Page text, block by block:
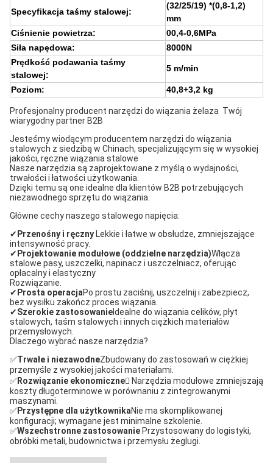
Specyfikacja taśmy stalowej:
(32/25/19) *(0,8-1,2)
mm
Ciśnienie powietrza:
00,4-0,6MPa
Siła napędowa:
8000N
Prędkość podawania taśmy
stalowej:
5 m/min
Poziom: 40,8+3,2 kg
Profesjonalny producent narzędzi do wiązania żelaza ️ Twój
wiarygodny partner B2B
Jesteśmy wiodącym producentem narzędzi do wiązania
stalowych z siedzibą w Chinach, specjalizującym się w wysokiej
jakości, ręczne wiązania stalowe
Nasze narzędzia są zaprojektowane z myślą o wydajności,
trwałości i łatwości użytkowania.
Dzięki temu są one idealne dla klientów B2B potrzebujących
niezawodnego sprzętu do wiązania.
Główne cechy naszego stalowego napięcia:
✔ Przenośny i ręczny ️ Lekkie i łatwe w obsłudze, zmniejszające
intensywność pracy.
✔ Projektowanie modułowe (oddzielne narzędzia)Włącza
stalowe pasy, uszczelki, napinacz i uszczelniacz, oferując
opłacalny i elastyczny
Rozwiązanie.
✔ Prosta operacjaPo prostu zaciśnij, uszczelnij i zabezpiecz,
bez wysiłku zakończ proces wiązania.
✔Szerokie zastosowanieIdealne do wiązania celików, płyt
stalowych, taśm stalowych i innych ciężkich materiałów
przemysłowych.
Dlaczego wybrać nasze narzędzia?
✅Trwałe i niezawodneZbudowany do zastosowań w ciężkiej
przemyśle z wysokiej jakości materiałami.
✅Rozwiązanie ekonomiczne Narzędzia modułowe zmniejszają
koszty długoterminowe w porównaniu z zintegrowanymi
maszynami.
✅Przystępne dla użytkownikaNie ma skomplikowanej
konfiguracji; wymagane jest minimalne szkolenie.
✅Wszechstronne zastosowanie ️ Przystosowany do logistyki,
obróbki metali, budownictwa i przemysłu żeglugi.